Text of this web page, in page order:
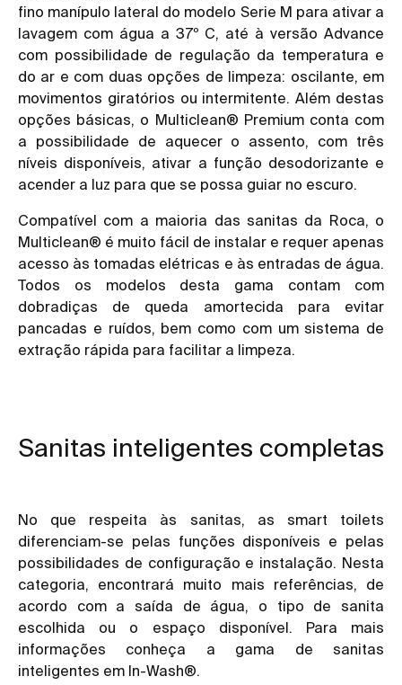
fino manípulo lateral do modelo Serie M para ativar a
lavagem com água a 37º C, até à versão Advance
com possibilidade de regulação da temperatura e
do ar e com duas opções de limpeza: oscilante, em
movimentos giratórios ou intermitente. Além destas
opções básicas, o Multiclean® Premium conta com
a possibilidade de aquecer o assento, com três
níveis disponíveis, ativar a função desodorizante e
acender a luz para que se possa guiar no escuro.
Compatível com a maioria das sanitas da Roca, o
Multiclean® é muito fácil de instalar e requer apenas
acesso às tomadas elétricas e às entradas de água.
Todos os modelos desta gama contam com
dobradiças de queda amortecida para evitar
pancadas e ruídos, bem como com um sistema de
extração rápida para facilitar a limpeza.
Sanitas inteligentes completas
No que respeita às sanitas, as smart toilets
diferenciam-se pelas funções disponíveis e pelas
possibilidades de configuração e instalação. Nesta
categoria, encontrará muito mais referências, de
acordo com a saída de água, o tipo de sanita
escolhida ou o espaço disponível. Para mais
informações conheça a gama de sanitas
inteligentes em In-Wash®.